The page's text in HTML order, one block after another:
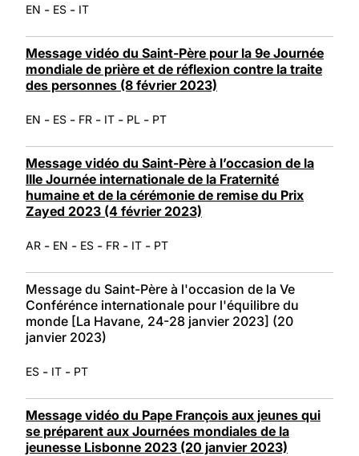
EN - ES - IT
Message vidéo du Saint-Père pour la 9e Journée
mondiale de prière et de réflexion contre la traite
des personnes (8 février 2023)
EN - ES - FR - IT - PL - PT
Message vidéo du Saint-Père à l’occasion de la
IIIe Journée internationale de la Fraternité
humaine et de la cérémonie de remise du Prix
Zayed 2023 (4 février 2023)
AR - EN - ES - FR - IT - PT
Message du Saint-Père à l'occasion de la Ve
Conférénce internationale pour l'équilibre du
monde [La Havane, 24-28 janvier 2023] (20
janvier 2023)
ES - IT - PT
Message vidéo du Pape François aux jeunes qui
se préparent aux Journées mondiales de la
jeunesse Lisbonne 2023 (20 janvier 2023)